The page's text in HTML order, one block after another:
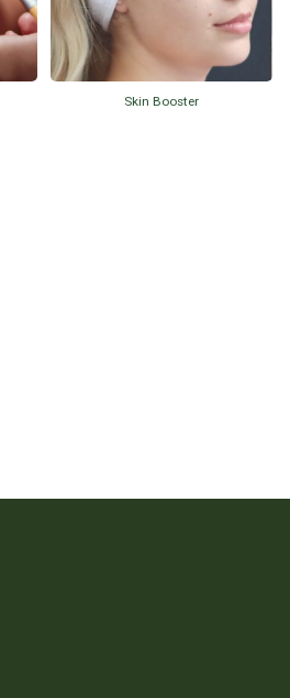
Skin Booster